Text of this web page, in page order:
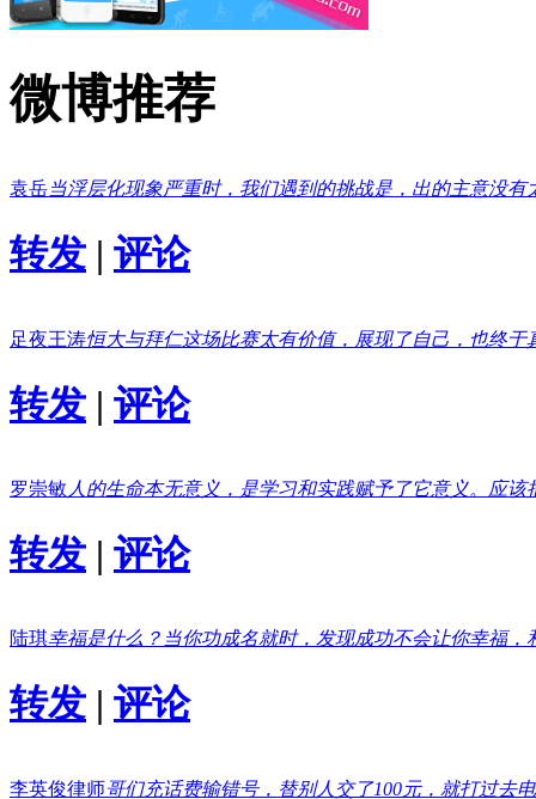
微博推荐
袁岳当浮层化现象严重时，我们遇到的挑战是，出的主意没
转发 | 评论
足夜王涛恒大与拜仁这场比赛太有价值，展现了自己，也终
转发 | 评论
罗崇敏 人的生命本无意义，是学习和实践赋予了它意义。应
转发 | 评论
陆琪幸福是什么？当你功成名就时，发现成功不会让你幸福
转发 | 评论
李英俊律师哥们充话费输错号，替别人交了100元，就打过去